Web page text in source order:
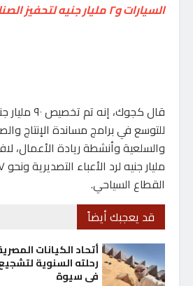
السيارات و٢ مليار جنيه لتحفيز الصناعات ذات الأولوية
قال كجوك،
للتوسع في برامج مساندة الإنتاج
القطاع السياحي.
قد يعجبك أيضاً
أتحاد الكيانات
رحلته السنوية
فى سيوة